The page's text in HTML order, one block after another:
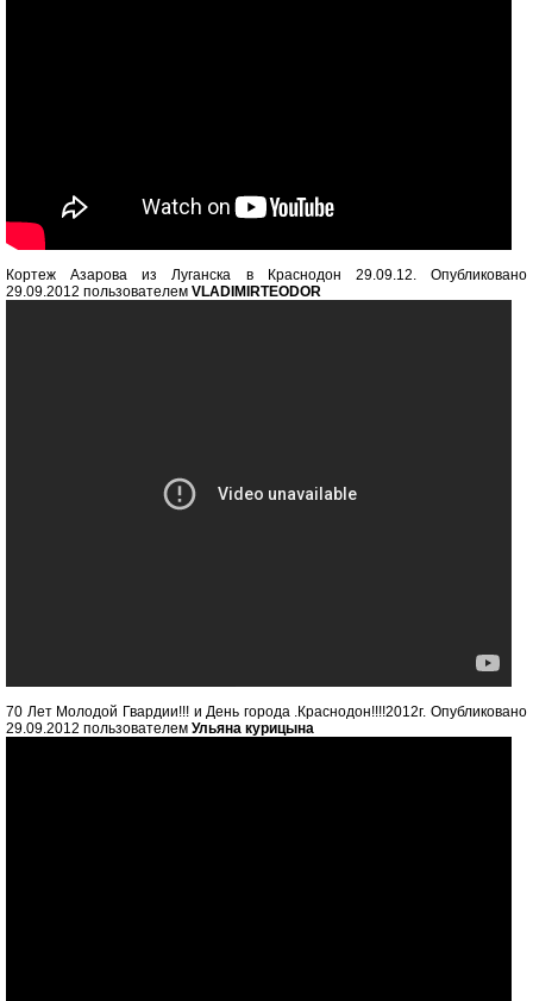
Кортеж Азарова из Луганска в Краснодон 29.09.12. Опубликовано
29.09.2012 пользователем VLADIMIRTEODOR
70 Лет Молодой Гвардии!!! и День города .Краснодон!!!!2012г. Опубликовано
29.09.2012 пользователем Ульяна курицына